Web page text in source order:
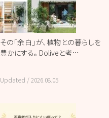
その「余白」が、植物との暮らしを
豊かにする。 Doliveと考…
Updated /2026.08.05